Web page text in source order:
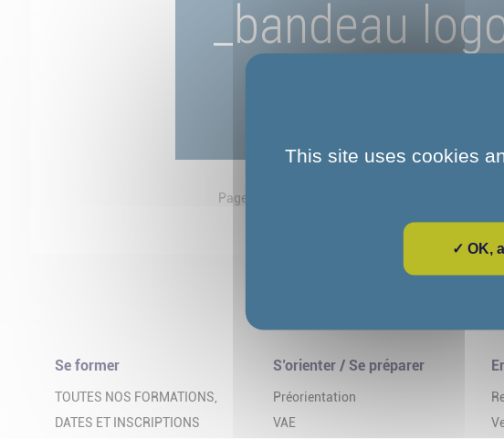
_bandeau
Page d'accueil
Se former
TOUTES NOS FORMATIONS,
DATES ET INSCRIPTIONS
S’orienter / Se préparer
Préorientation
VAE
This site uses cookies
✓ OK,